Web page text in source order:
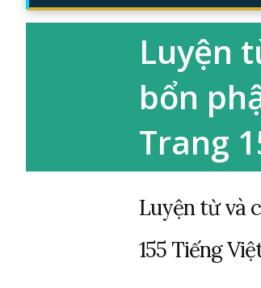
Luyện
bổn
Trang
Luyện từ và
155 Tiếng